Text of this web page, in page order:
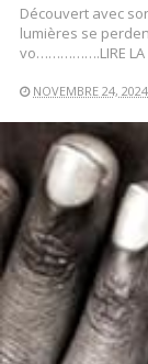
Découvert avec
lumières se
vo…………….LIRE LA
NOVEMBRE 24, 2024